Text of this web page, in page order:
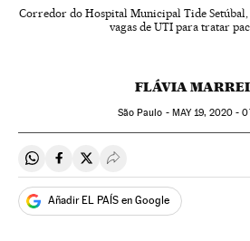
Corredor do Hospital Municipal Tide Setúbal,
vagas de UTI para tratar
FLÁVIA
São Paulo - MAY19, 2020 -
Compartir en Whatsapp
Compartir en Facebook
Compartir en Twitter
Desplegar Redes
Añadir EL PAÍS en Google